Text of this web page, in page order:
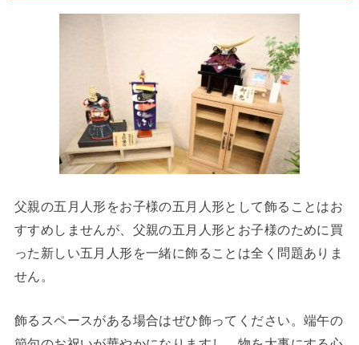
父親の五月人形をお子様の五月人形として飾ることはお
すすめしませんが、父親の五月人形とお子様のために買
った新しい五月人形を一緒に飾ることは全く問題ありま
せん。
飾るスペースがある場合はぜひ飾ってください。端午の